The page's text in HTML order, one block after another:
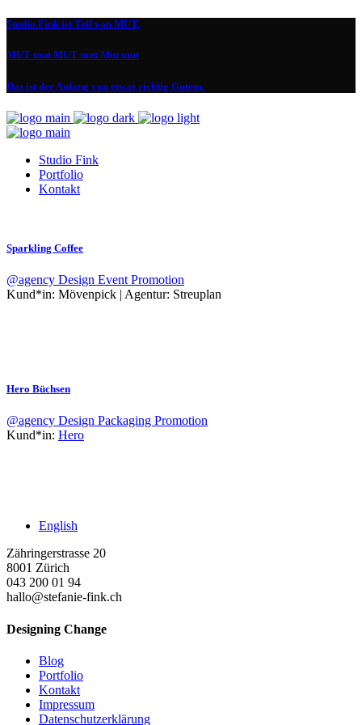
Studio Fink ist Teil von MUT.
MUT mut MUT mut Mut mut
Das ist der Anfang von etwas richtig Gutem.
Studio Fink
Portfolio
Kontakt
Sparkling Coffee
@agency Design Event Promotion
Kund*in: Mövenpick | Agentur: Streuplan
Hero Büchsen
@agency Design Packaging Promotion
Kund*in: Hero
English
Zähringerstrasse 20
8001 Zürich
043 200 01 94
hallo@stefanie-fink.ch
Designing Change
Blog
Portfolio
Kontakt
Impressum
Datenschutzerklärung